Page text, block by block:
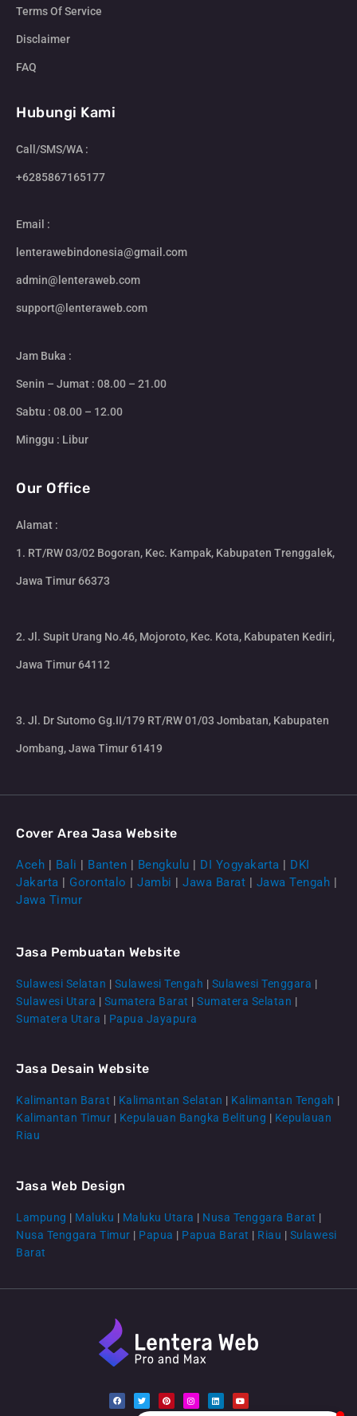
CS Lenteraweb
Terms Of Service
Disclaimer
FAQ
Hubungi Kami
Call/SMS/WA :
+6285867165177
Email :
lenterawebindonesia@gmail.com
admin@lenteraweb.com
support@lenteraweb.com
Jam Buka :
Senin – Jumat : 08.00 – 21.00
Sabtu : 08.00 – 12.00
Minggu : Libur
Our Office
Alamat :
1. RT/RW 03/02 Bogoran, Kec. Kampak, Kabupaten Trenggalek,
Jawa Timur 66373
2. Jl. Supit Urang No.46, Mojoroto, Kec. Kota, Kabupaten Kediri,
Jawa Timur 64112
3. Jl. Dr Sutomo Gg.II/179 RT/RW 01/03 Jombatan, Kabupaten
Jombang, Jawa Timur 61419
Cover Area Jasa Website
Aceh Bali Banten Bengkulu DI Yogyakarta
DKI
Jakarta
Gorontalo Jambi Jawa Barat Jawa Tengah
Jawa Timur
Jasa Pembuatan Website
Sulawesi Selatan | Sulawesi Tengah | Sulawesi Tenggara |
Sulawesi Utara | Sumatera Barat | Sumatera Selatan |
Sumatera Utara | Papua Jayapura
Jasa Desain Website
Kalimantan Barat | Kalimantan Selatan | Kalimantan Tengah |
Kalimantan Timur | Kepulauan Bangka Belitung | Kepulauan
Riau
Jasa Web Design
Lampung | Maluku | Maluku Utara | Nusa Tenggara Barat |
Nusa Tenggara Timur | Papua | Papua Barat | Riau | Sulawesi
Barat
F
a
c
T
w
i
P
i
n
I
n
s
L
i
n
Y
o
u